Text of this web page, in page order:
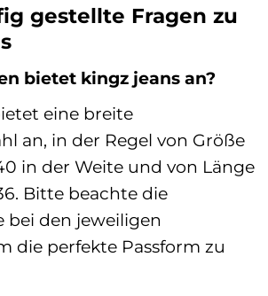
gestellte Fragen zu
bietet kingz jeans an?
eine breite
an, in der Regel von Größe
in der Weite und von Länge
Bitte beachte die
bei den jeweiligen
die perfekte Passform zu